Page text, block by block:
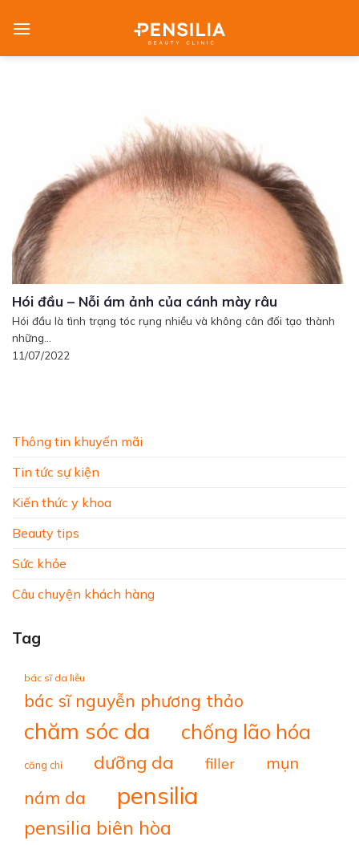
Thông tin khuyến mãi
Tin tức sự kiện
Kiến thức y khoa
Beauty tips
Sức khỏe
Câu chuyện khách hàng
Tag
bác sĩ da liễu
bác sĩ nguyễn phương thảo
chăm sóc da chống lão hóa
căng chỉ dưỡng da filler mụn
nám da pensilia
pensilia biên hòa
Hói đầu – Nỗi ám ảnh của cánh mày râu
Hói đầu là tình trạng tóc rụng nhiều và không cân đối tạo thành
những...
11/07/2022